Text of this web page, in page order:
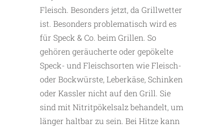
Fleisch. Besonders jetzt, da Grillwetter
ist. Besonders problematisch wird es
für Speck & Co. beim Grillen. So
gehören geräucherte oder gepökelte
Speck- und Fleischsorten wie Fleisch-
oder Bockwürste, Leberkäse, Schinken
oder Kassler nicht auf den Grill. Sie
sind mit Nitritpökelsalz behandelt, um
länger haltbar zu sein. Bei Hitze kann